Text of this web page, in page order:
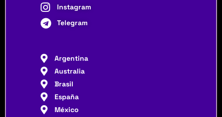
Instagram
Telegram
Argentina
Australia
Brasil
España
México